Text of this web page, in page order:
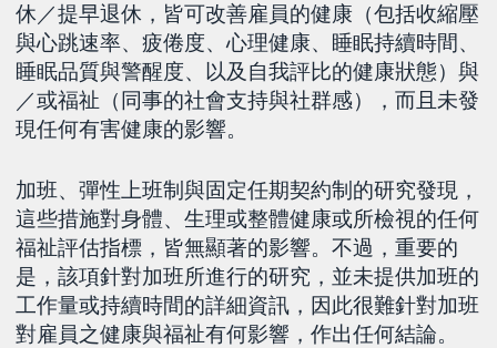
休／提早退休，皆可改善雇員的健康（包括收縮壓
與心跳速率、疲倦度、心理健康、睡眠持續時間、
睡眠品質與警醒度、以及自我評比的健康狀態）與
／或福祉（同事的社會支持與社群感），而且未發
現任何有害健康的影響。
加班、彈性上班制與固定任期契約制的研究發現，
這些措施對身體、生理或整體健康或所檢視的任何
福祉評估指標，皆無顯著的影響。不過，重要的
是，該項針對加班所進行的研究，並未提供加班的
工作量或持續時間的詳細資訊，因此很難針對加班
對雇員之健康與福祉有何影響，作出任何結論。